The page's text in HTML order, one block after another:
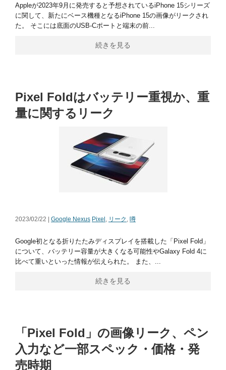
Appleが2023年9月に発売すると予想されているiPhone 15シリーズ
に関して、新たにベース機種となるiPhone 15の画像がリークされ
た。 そこには底面のUSB-Cポートと端末の前...
続きを見る
Pixel Foldはバッテリー重視か、重
量に関するリーク
2023/02/22 | Google Nexus Pixel , リーク , 噂
Google初となる折りたたみディスプレイを搭載した「Pixel Fold」
について、バッテリー容量が大きくなる可能性やGalaxy Fold 4に
比べて重いといった情報が伝えられた。 また、...
続きを見る
「Pixel Fold」の画像リーク、ペン
入力など一部スペック・価格・発
売時期